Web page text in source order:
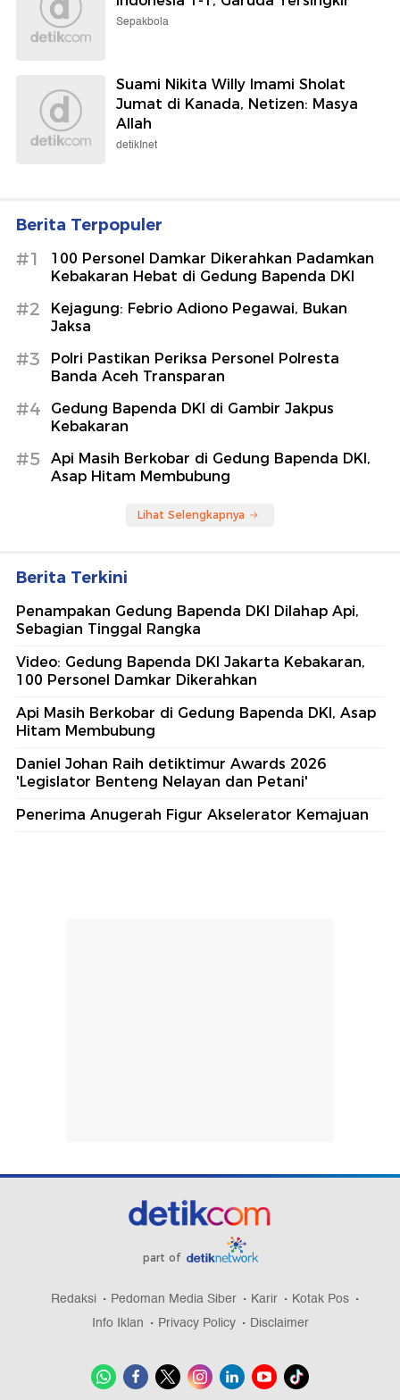
Sepakbola
Suami Nikita Willy Imami Sholat
Jumat di Kanada, Netizen: Masya
Allah
detikInet
Berita Terpopuler
#1
100 Personel Damkar Dikerahkan Padamkan
Kebakaran Hebat di Gedung Bapenda DKI
#2
Kejagung: Febrio Adiono Pegawai, Bukan
Jaksa
#3
Polri Pastikan Periksa Personel Polresta
Banda Aceh Transparan
#4
Gedung Bapenda DKI di Gambir Jakpus
Kebakaran
#5
Api Masih Berkobar di Gedung Bapenda DKI,
Asap Hitam Membubung
Lihat Selengkapnya
Berita Terkini
Penampakan Gedung Bapenda DKI Dilahap Api,
Sebagian Tinggal Rangka
Video: Gedung Bapenda DKI Jakarta Kebakaran,
100 Personel Damkar Dikerahkan
Api Masih Berkobar di Gedung Bapenda DKI, Asap
Hitam Membubung
Daniel Johan Raih detiktimur Awards 2026
'Legislator Benteng Nelayan dan Petani'
Penerima Anugerah Figur Akselerator Kemajuan
part of
Redaksi Pedoman Media Siber Karir
Kotak Pos
Info Iklan
Privacy Policy Disclaimer